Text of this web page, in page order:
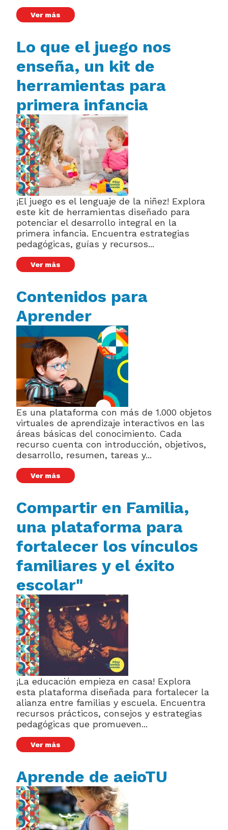
Ver más
Lo que el juego nos
enseña, un kit de
herramientas para
primera infancia
¡El juego es el lenguaje de la niñez! Explora
este kit de herramientas diseñado para
potenciar el desarrollo integral en la
primera infancia. Encuentra estrategias
pedagógicas, guías y recursos...
Ver más
Contenidos para
Aprender
Es una plataforma con más de 1.000 objetos
virtuales de aprendizaje interactivos en las
áreas básicas del conocimiento. Cada
recurso cuenta con introducción, objetivos,
desarrollo, resumen, tareas y...
Ver más
Compartir en Familia,
una plataforma para
fortalecer los vínculos
familiares y el éxito
escolar"
¡La educación empieza en casa! Explora
esta plataforma diseñada para fortalecer la
alianza entre familias y escuela. Encuentra
recursos prácticos, consejos y estrategias
pedagógicas que promueven...
Ver más
Aprende de aeioTU